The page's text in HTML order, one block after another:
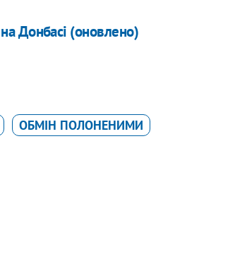
Донбасі (оновлено)
ОБМІН ПОЛОНЕНИМИ